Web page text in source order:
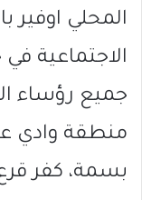
المحلي اوفير
الاجتماعية
جميع رؤساء
منطقة وادي
بسمة، كفر